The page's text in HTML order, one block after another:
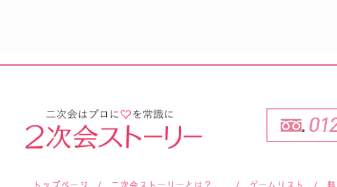
サロン紹介
会社概要
お客様の声
よくあるご質問
ご依頼後のよくあるご質問